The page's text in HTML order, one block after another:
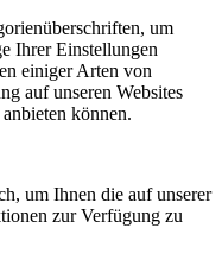
um
Ihrer Einstellungen
einiger Arten von
auf unseren Websites
können.
um Ihnen die auf unserer
zur Verfügung zu